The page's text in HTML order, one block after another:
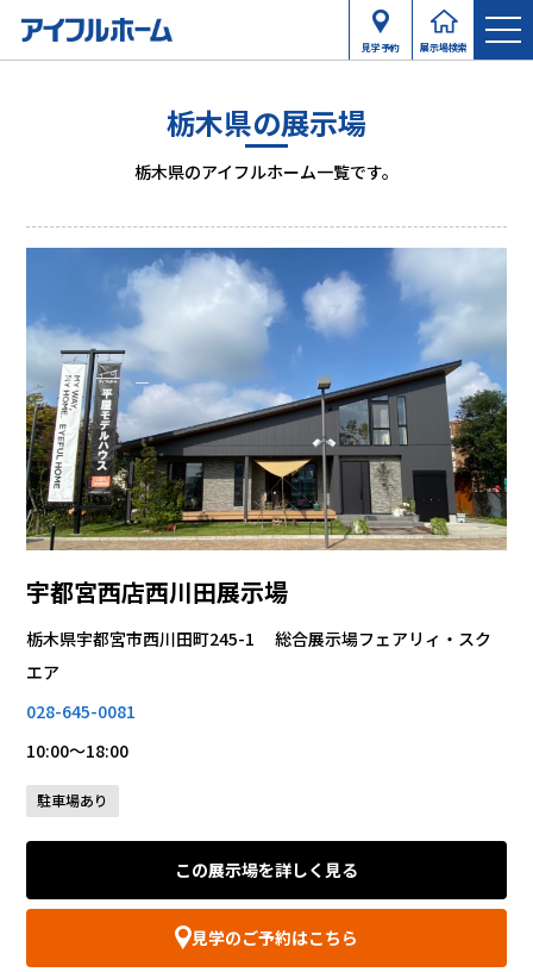
見学予約 展示場検索
栃木県の展示場
栃木県のアイフルホーム一覧です。
宇都宮西店西川田展示場
栃木県宇都宮市西川田町245-1 総合展示場フェアリィ・スク
エア
028-645-0081
10:00～18:00
駐車場あり
この展示場を詳しく見る
見学のご予約はこちら